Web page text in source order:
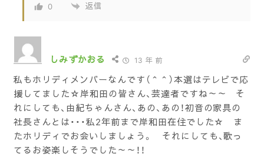
0 返信
しみずかおる 13 年 前
私もホリディメンバーなんです（＾＾）本選はテレビで応
援してました☆岸和田の皆さん、芸達者ですね～～ そ
れにしても、由紀ちゃんさん、あの、あの！初音の家具の
社長さんとは・・・私2年前まで岸和田在住でした☆ ま
たホリディでお会いしましょう。 それにしても、歌っ
てるお姿楽しそうでした～～！！